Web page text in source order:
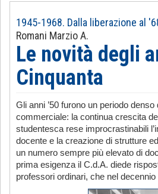
1945-1968. Dalla liberazione al
Romani Marzio A.
Le novità degli
Cinquanta
Gli anni ’50 furono un periodo
commerciale: la continua crescita
studentesca rese improcrastinabili
docente e la creazione di strutture
un numero sempre più elevato di
prima esigenza il C.d.A. diede
professori ordinari, che nel decennio